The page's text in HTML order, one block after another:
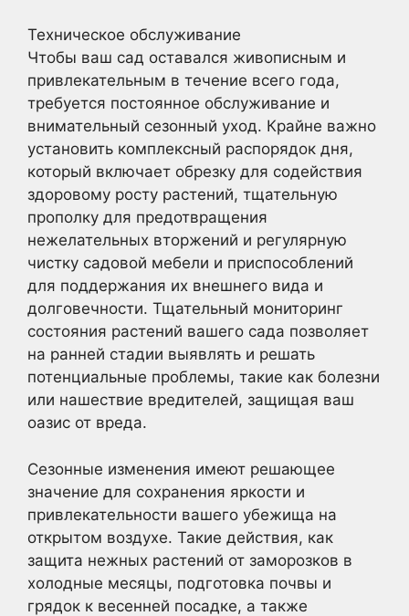
Техническое обслуживание
Чтобы ваш сад оставался живописным и
привлекательным в течение всего года,
требуется постоянное обслуживание и
внимательный сезонный уход. Крайне важно
установить комплексный распорядок дня,
который включает обрезку для содействия
здоровому росту растений, тщательную
прополку для предотвращения
нежелательных вторжений и регулярную
чистку садовой мебели и приспособлений
для поддержания их внешнего вида и
долговечности. Тщательный мониторинг
состояния растений вашего сада позволяет
на ранней стадии выявлять и решать
потенциальные проблемы, такие как болезни
или нашествие вредителей, защищая ваш
оазис от вреда.
Сезонные изменения имеют решающее
значение для сохранения яркости и
привлекательности вашего убежища на
открытом воздухе. Такие действия, как
защита нежных растений от заморозков в
холодные месяцы, подготовка почвы и
грядок к весенней посадке, а также